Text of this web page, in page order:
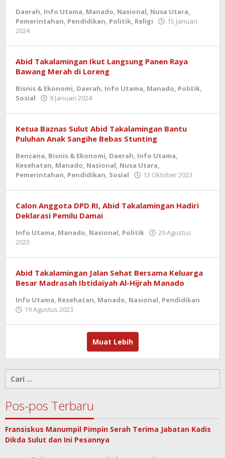
Daerah, Info Utama, Manado, Nasional, Nusa Utara,
Pemerintahan, Pendidikan, Politik, Religi
15 Januari
2024
Abid Takalamingan Ikut Langsung Panen Raya
Bawang Merah di Loreng
Bisnis & Ekonomi, Daerah, Info Utama, Manado, Politik,
Sosial
9 Januari 2024
Ketua Baznas Sulut Abid Takalamingan Bantu
Puluhan Anak Sangihe Bebas Stunting
Bencana, Bisnis & Ekonomi, Daerah, Info Utama,
Kesehatan, Manado, Nasional, Nusa Utara,
Pemerintahan, Pendidikan, Sosial 13 Oktober 2023
Calon Anggota DPD RI, Abid Takalamingan Hadiri
Deklarasi Pemilu Damai
Info Utama, Manado, Nasional, Politik
29 Agustus
2023
Abid Takalamingan Jalan Sehat Bersama Keluarga
Besar Madrasah Ibtidaiyah Al-Hijrah Manado
Info Utama, Kesehatan, Manado, Nasional, Pendidikan
19 Agustus 2023
Muat Lebih
untuk:
Pos-pos Terbaru
Fransiskus Manumpil Pimpin Serah Terima Jabatan Kadis
Dikda Sulut dan Ini Pesannya